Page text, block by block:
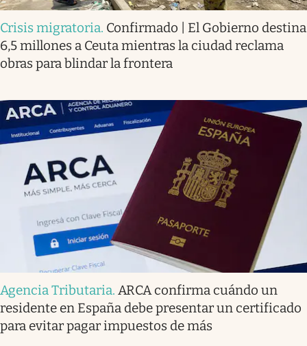
Crisis migratoria. Confirmado | El Gobierno destina
6,5 millones a Ceuta mientras la ciudad reclama
obras para blindar la frontera
Agencia Tributaria. ARCA confirma cuándo un
residente en España debe presentar un certificado
para evitar pagar impuestos de más